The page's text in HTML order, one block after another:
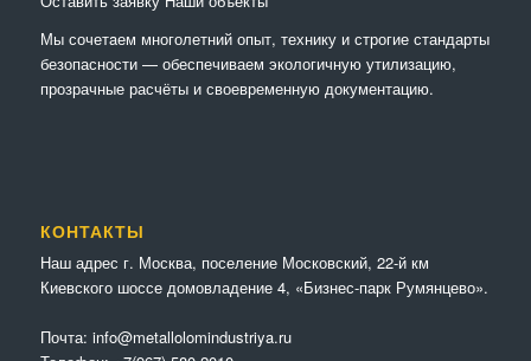
Мы сочетaем многолетний опыт, технику и строгие стандарты
безопасности — обеспечиваем экологичную утилизацию,
прозрачные расчёты и своевременную документацию.
КОНТАКТЫ
Наш адрес г. Москва, поселение Московский, 22-й км
Киевского шоссе домовладение 4, «Бизнес-парк Румянцево».
Почта: info@metallolomindustriya.ru